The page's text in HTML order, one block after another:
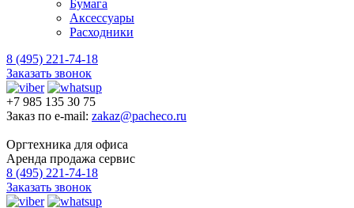
Бумага
Аксессуары
Расходники
8 (495) 221-74-18
Заказать звонок
+7 985 135 30 75
Заказ по e-mail: zakaz@pacheco.ru
Оргтехника для офиса
Аренда продажа сервис
8 (495) 221-74-18
Заказать звонок